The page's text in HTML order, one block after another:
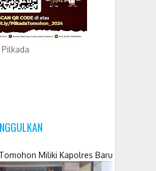
Miliki Kapolres Baru